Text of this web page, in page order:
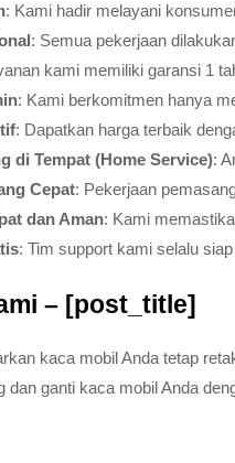
: Kami hadir melayani
: Semua pekerjaan
kami memiliki garansi 1
: Kami berkomitmen hanya
: Dapatkan harga terbaik
di Tempat (Home Service):
Cepat: Pekerjaan
dan Aman: Kami
: Tim support kami selalu
– [post_title]
kaca mobil Anda tetap
dan ganti kaca mobil Anda